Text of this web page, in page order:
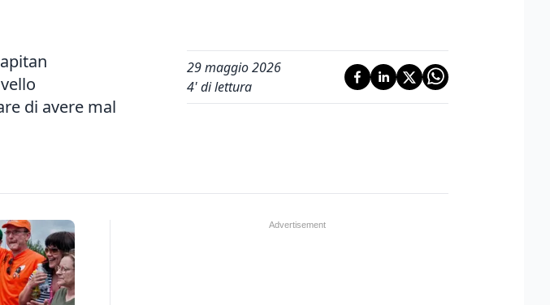
di avere mal
29 maggio 2026
4' di lettura